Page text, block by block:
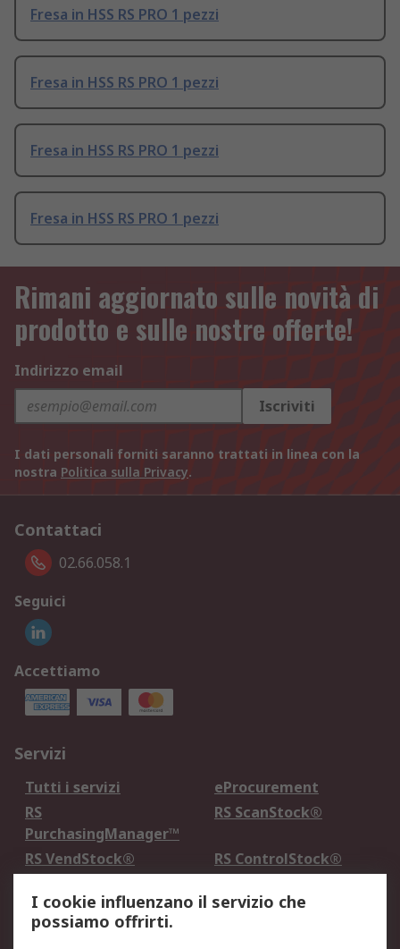
Fresa in HSS RS PRO 1 pezzi
Fresa in HSS RS PRO 1 pezzi
Fresa in HSS RS PRO 1 pezzi
Fresa in HSS RS PRO 1 pezzi
Rimani aggiornato sulle novità di
prodotto e sulle nostre offerte!
Indirizzo email
Iscriviti
I dati personali forniti saranno trattati in linea con la
nostra Politica sulla Privacy.
Contattaci
02.66.058.1
Seguici
Accettiamo
Servizi
Tutti i servizi
eProcurement
RS
PurchasingManager™
RS ScanStock®
RS VendStock®
RS ControlStock®
Legale
I cookie influenzano il servizio che
possiamo offrirti.